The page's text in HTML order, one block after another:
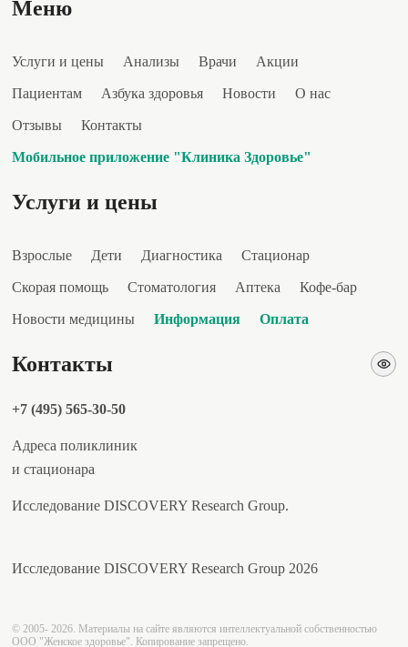
Меню
Услуги и цены Анализы Врачи Акции
Пациентам Азбука здоровья Новости О нас
Отзывы Контакты
Мобильное приложение "Клиника Здоровье"
Услуги и цены
Взрослые Дети Диагностика Стационар
Скорая помощь Стоматология Аптека Кофе-бар
Новости медицины Информация Оплата
Контакты
+7 (495) 565-30-50
Адреса поликлиник
и стационара
Исследование DISCOVERY Research Group.
Исследование DISCOVERY Research Group 2026
© 2005- 2026. Материалы на сайте являются интеллектуальной собственностью
ООО "Женское здоровье". Копирование запрещено.